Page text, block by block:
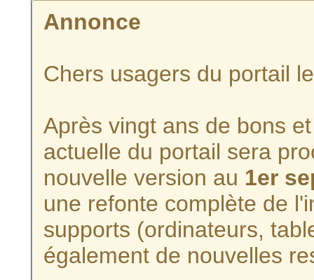
Annonce
Chers usagers du portail
Après vingt ans de bons
actuelle du portail sera
nouvelle version au 1er
une refonte complète de
supports (ordinateurs,
également de nouvelles